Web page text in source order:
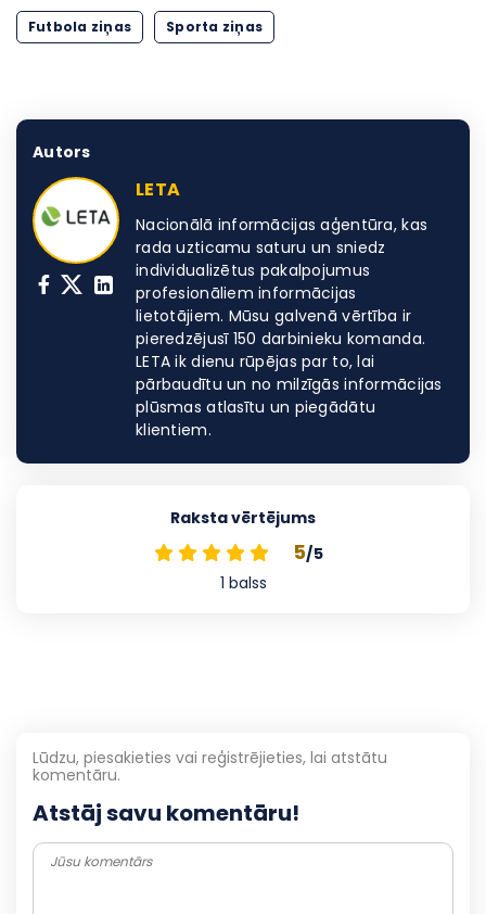
Futbola ziņas Sporta ziņas
Autors
LETA
Nacionālā informācijas aģentūra, kas
rada uzticamu saturu un sniedz
individualizētus pakalpojumus
profesionāliem informācijas
lietotājiem. Mūsu galvenā vērtība ir
pieredzējusī 150 darbinieku komanda.
LETA ik dienu rūpējas par to, lai
pārbaudītu un no milzīgās informācijas
plūsmas atlasītu un piegādātu
klientiem.
Raksta vērtējums
5/5
1 balss
Atstāj savu komentāru!
Lūdzu, piesakieties vai reģistrējieties, lai atstātu
komentāru.